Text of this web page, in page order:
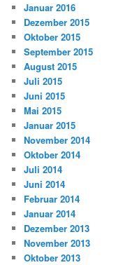
Januar 2016
Dezember 2015
Oktober 2015
September 2015
August 2015
Juli 2015
Juni 2015
Mai 2015
Januar 2015
November 2014
Oktober 2014
Juli 2014
Juni 2014
Februar 2014
Januar 2014
Dezember 2013
November 2013
Oktober 2013